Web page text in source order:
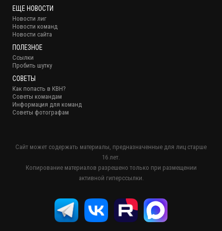
ЕЩЕ НОВОСТИ
Новости лиг
Новости команд
Новости сайта
ПОЛЕЗНОЕ
Ссылки
Пробить шутку
СОВЕТЫ
Как попасть в КВН?
Советы командам
Информация для команд
Советы фотографам
Сайт может содержать материалы, предназначенные для лиц старше
16 лет.
Копирование материалов разрешено только при размещении
активной гиперссылки.